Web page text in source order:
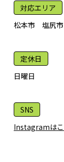
対応エリア
松本市 塩尻
定休日
日曜日
SNS
Instagramは